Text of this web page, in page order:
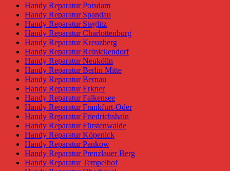
Handy Reparatur Potsdam
Handy Reparatur Spandau
Handy Reparatur Steglitz
Handy Reparatur Charlottenburg
Handy Reparatur Kreuzberg
Handy Reparatur Reinickendorf
Handy Reparatur Neukölln
Handy Reparatur Berlin Mitte
Handy Reparatur Bernau
Handy Reparatur Erkner
Handy Reparatur Falkensee
Handy Reparatur Frankfurt-Oder
Handy Reparatur Friedrichshain
Handy Reparatur Fürstenwalde
Handy Reparatur Köpenick
Handy Reparatur Pankow
Handy Reparatur Prenzlauer Berg
Handy Reparatur Tempelhof